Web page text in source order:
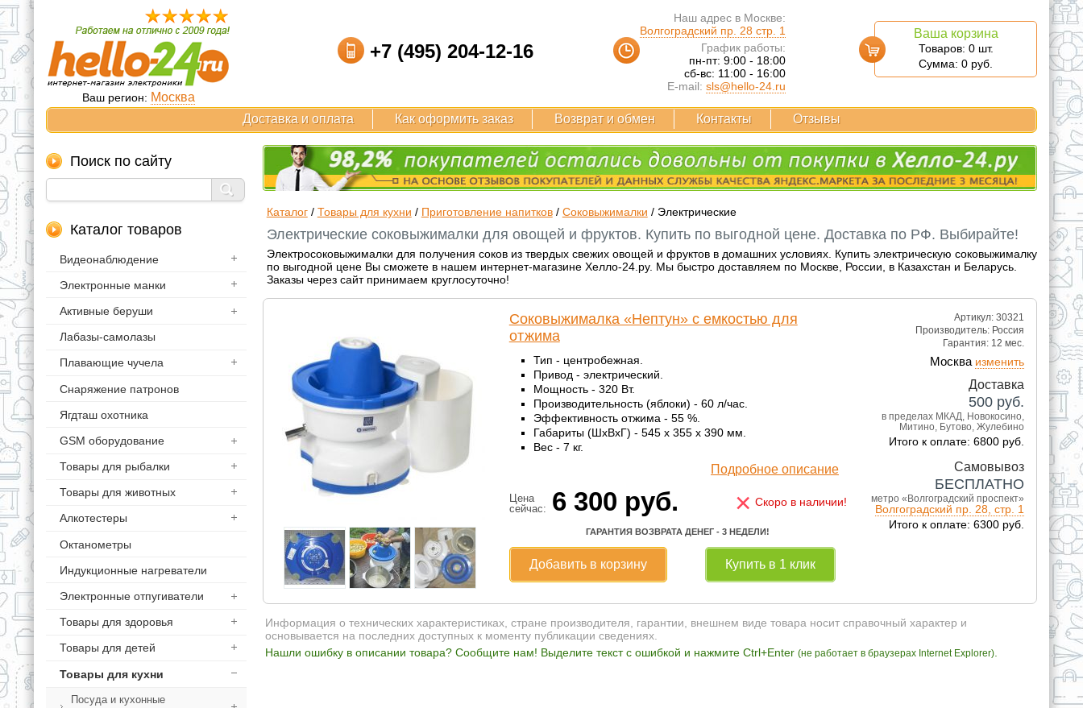
Ваш регион: Москва
+7 (495) 204-12-16
Наш адрес в Москве:
Волгоградский пр. 28 стр. 1
График работы:
пн-пт: 9:00 - 18:00
сб-вс: 11:00 - 16:00
E-mail: sls@hello-24.ru
Ваша корзина
Товаров: 0 шт.
Сумма: 0 руб.
Доставка и оплата Как оформить заказ Возврат и обмен Контакты Отзывы
Поиск по сайту
Каталог товаров
Видеонаблюдение
Электронные манки
Активные беруши
Лабазы-самолазы
Плавающие чучела
Снаряжение патронов
Ягдташ охотника
GSM оборудование
Товары для рыбалки
Товары для животных
Алкотестеры
Октанометры
Индукционные нагреватели
Электронные отпугиватели
Товары для здоровья
Товары для детей
Товары для кухни
Посуда и кухонные
Каталог/ Товары для кухни / Приготовление напитков/ Соковыжималки / Электрические
Электрические соковыжималки для овощей и фруктов. Купить по выгодной цене. Доставка по РФ. Выбирайте!
Электросоковыжималки для получения соков из твердых свежих овощей и фруктов в домашних условиях. Купить электрическую соковыжималку
по выгодной цене Вы сможете в нашем интернет-магазине Хелло-24.ру. Мы быстро доставляем по Москве, России, в Казахстан и Беларусь.
Заказы через сайт принимаем круглосуточно!
Артикул: 30321
Производитель: Россия
Гарантия: 12 мес.
Москва изменить
Доставка
500 руб.
в пределах МКАД, Новокосино,
Митино, Бутово, Жулебино
Итого к оплате: 6800 руб.
Самовывоз
БЕСПЛАТНО
метро «Волгоградский проспект»
Волгоградский пр. 28, стр. 1
Итого к оплате: 6300 руб.
Соковыжималка «Нептун» с емкостью для
отжима
Тип - центробежная.
Привод - электрический.
Мощность - 320 Вт.
Производительность (яблоки) - 60 л/час.
Эффективность отжима - 55 %.
Габариты (ШхВхГ) - 545 x 355 x 390 мм.
Вес - 7 кг.
Подробное описание
Цена
сейчас: 6 300 руб. × Скоро в наличии!
ГАРАНТИЯ ВОЗВРАТА ДЕНЕГ - 3 НЕДЕЛИ!
Добавить в корзину Купить в 1 клик
Информация о технических характеристиках, стране производителя, гарантии, внешнем виде товара носит справочный характер и
основывается на последних доступных к моменту публикации сведениях.
Нашли ошибку в описании товара? Сообщите нам! Выделите текст с ошибкой и нажмите Ctrl+Enter (не работает в браузерах Internet Explorer).